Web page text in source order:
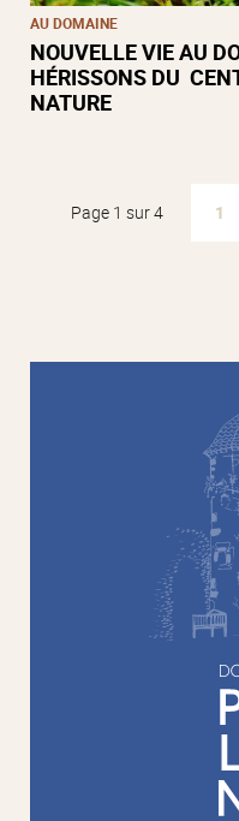
AU DOMAINE
NOUVELLE VIE AU
HÉRISSONS DU
NATURE
Page 1 sur 4 1